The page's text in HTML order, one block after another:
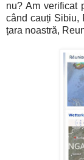
nu? Am verificat
când cauți Sibiu,
țara noastră,